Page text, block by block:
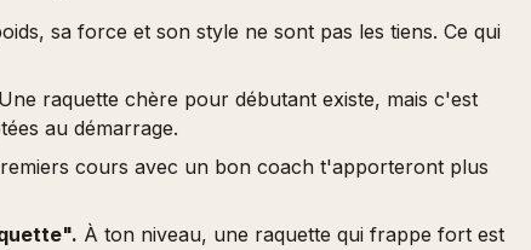
sa force et son style ne sont pas les tiens. Ce qui
Une raquette chère pour débutant existe, mais c'est
au démarrage.
cours avec un bon coach t'apporteront plus
À ton niveau, une raquette qui frappe fort est